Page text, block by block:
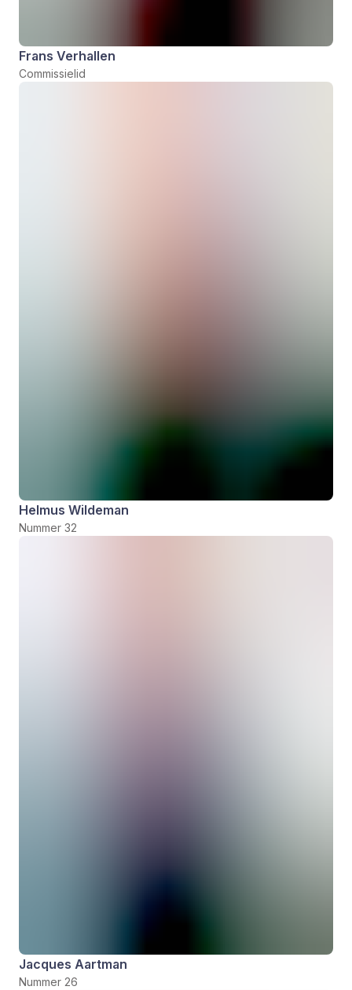
Frans Verhallen
Commissielid
Helmus Wildeman
Nummer 32
Jacques Aartman
Nummer 26